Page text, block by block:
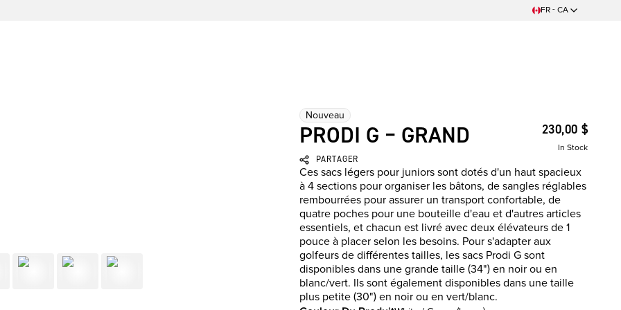
FR - CA
Nouveau
PRODI G – GRAND
PARTAGER
230,00 $
In Stock
Ces sacs légers pour juniors sont dotés d'un haut spacieux
à 4 sections pour organiser les bâtons, de sangles réglables
rembourrées pour assurer un transport confortable, de
quatre poches pour une bouteille d'eau et d'autres articles
essentiels, et chacun est livré avec deux élévateurs de 1
pouce à placer selon les besoins. Pour s'adapter aux
golfeurs de différentes tailles, les sacs Prodi G sont
disponibles dans une grande taille (34") en noir ou en
blanc/vert. Ils sont également disponibles dans une taille
plus petite (30") en noir ou en vert/blanc.